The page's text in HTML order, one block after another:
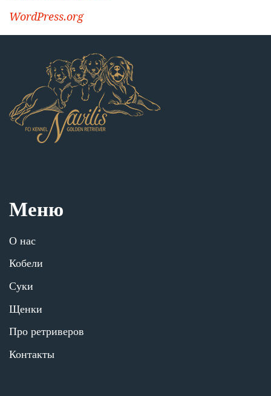
WordPress.org
Меню
О нас
Кобели
Суки
Щенки
Про ретриверов
Контакты